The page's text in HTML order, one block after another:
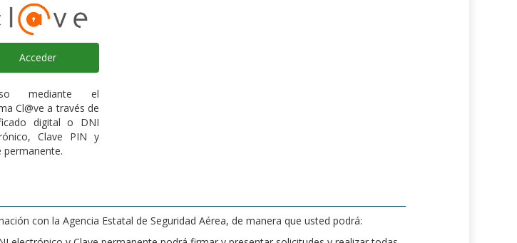
Acceder
mediante el
Cl@ve a través de
digital o DNI
Clave PIN y
permanente.
con la Agencia Estatal de Seguridad Aérea, de manera que usted podrá: